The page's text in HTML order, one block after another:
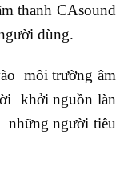
thanh CAsound
dùng.
môi trường âm
khởi nguồn làn
người tiêu